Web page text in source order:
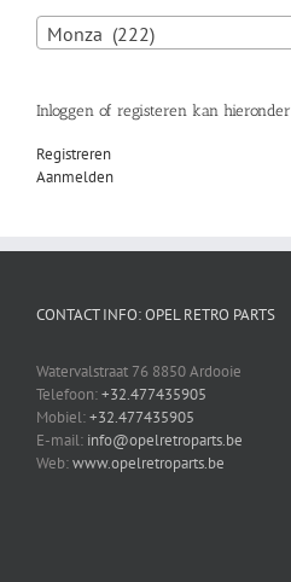
Monza (222)
Inloggen of registeren kan hieronder
Registreren
Aanmelden
CONTACT INFO: OPEL RETRO PARTS
Watervalstraat 76 8850 Ardooie
Telefoon:+32.477435905
Mobiel:+32.477435905
E-mail: info@opelretroparts.be
Web:www.opelretroparts.be